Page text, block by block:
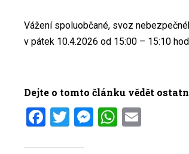
Vážení spoluobčané, svoz
v pátek 10.4.2026 od 15:00 – 15:10
Dejte o tomto článku vědět
Facebook
Twitter
Messenger